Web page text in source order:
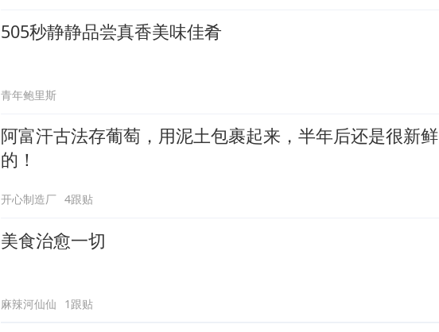
505秒静静品尝真香美味佳肴
青年鲍里斯
阿富汗古法存葡萄，用泥土包裹起来，半年后还是很新鲜
的！
开心制造厂 4跟贴
美食治愈一切
麻辣河仙仙 1跟贴